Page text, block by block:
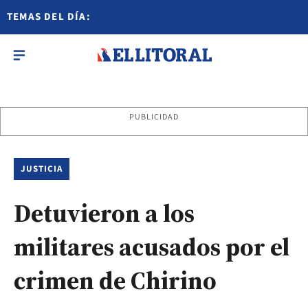
TEMAS DEL DÍA:
PUBLICIDAD
JUSTICIA
Detuvieron a los
militares acusados por el
crimen de Chirino